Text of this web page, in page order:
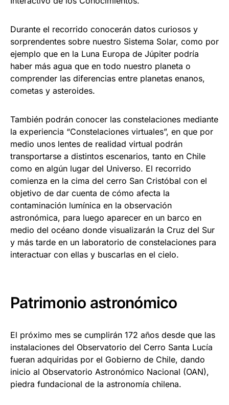
Durante el recorrido conocerán datos curiosos y
sorprendentes sobre nuestro Sistema Solar, como por
ejemplo que en la Luna Europa de Júpiter podría
haber más agua que en todo nuestro planeta o
comprender las diferencias entre planetas enanos,
cometas y asteroides.
También podrán conocer las constelaciones mediante
la experiencia “Constelaciones virtuales”, en que por
medio unos lentes de realidad virtual podrán
transportarse a distintos escenarios, tanto en Chile
como en algún lugar del Universo. El recorrido
comienza en la cima del cerro San Cristóbal con el
objetivo de dar cuenta de cómo afecta la
contaminación lumínica en la observación
astronómica, para luego aparecer en un barco en
medio del océano donde visualizarán la Cruz del Sur
y más tarde en un laboratorio de constelaciones para
interactuar con ellas y buscarlas en el cielo.
Patrimonio astronómico
El próximo mes se cumplirán 172 años desde que las
instalaciones del Observatorio del Cerro Santa Lucía
fueran adquiridas por el Gobierno de Chile, dando
inicio al Observatorio Astronómico Nacional (OAN),
piedra fundacional de la astronomía chilena.